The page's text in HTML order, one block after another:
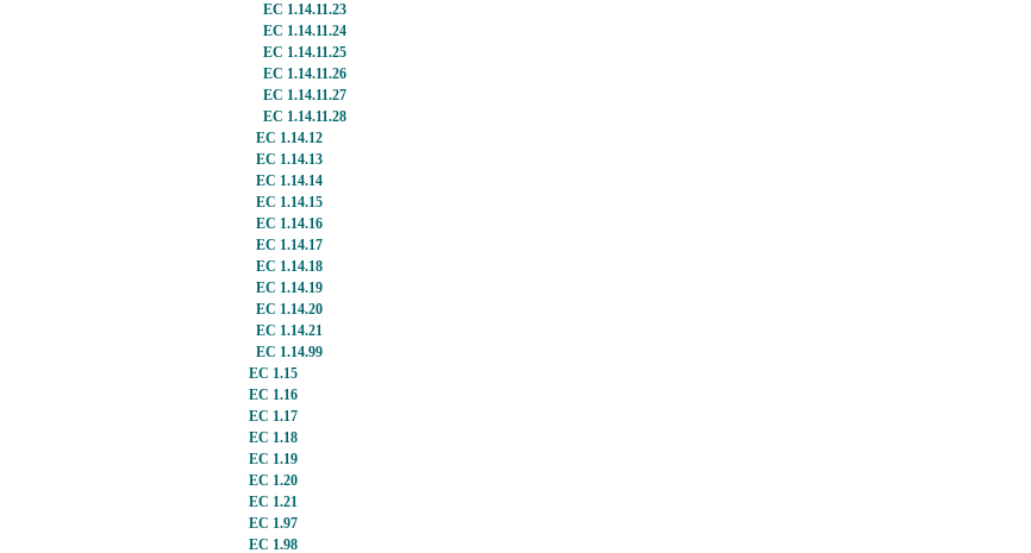
EC 1.14.11.23
EC 1.14.11.24
EC 1.14.11.25
EC 1.14.11.26
EC 1.14.11.27
EC 1.14.11.28
EC 1.14.12
EC 1.14.13
EC 1.14.14
EC 1.14.15
EC 1.14.16
EC 1.14.17
EC 1.14.18
EC 1.14.19
EC 1.14.20
EC 1.14.21
EC 1.14.99
EC 1.15
EC 1.16
EC 1.17
EC 1.18
EC 1.19
EC 1.20
EC 1.21
EC 1.97
EC 1.98